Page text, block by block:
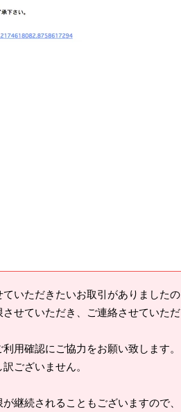
いただきたいお取引がありましたの
せていただき、ご連絡させていただ
用確認にご協力をお願い致します。
ございません。
継続されることもございますので、